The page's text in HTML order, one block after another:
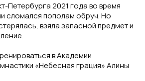
Петербурга 2021 года во время
сломался пополам обруч. Но
взяла запасной предмет и
в Академии
«Небесная грация» Алины